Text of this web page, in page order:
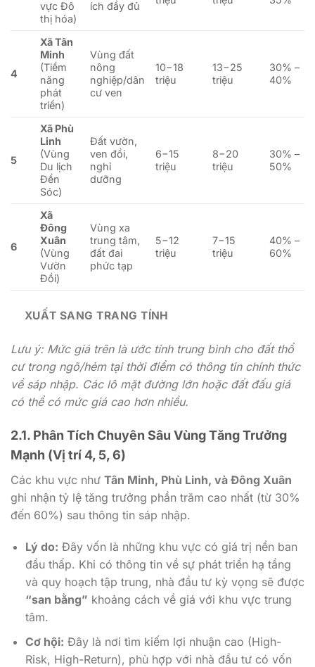
vực Đô
thị hóa)
ích đầy đủ
4
Xã Tân
Minh
(Tiềm
năng
phát
triển)
Vùng đất
nông
nghiệp/dân
cư ven
10−18
triệu
13−25
triệu
30% –
40%
5
Xã Phù
Linh
(Vùng
Du lịch
Đền
Sóc)
Đất vườn,
ven đồi,
nghỉ
dưỡng
6−15
triệu
8−20
triệu
30% –
50%
6
Xã
Đông
Xuân
(Vùng
Vườn
Đồi)
Vùng xa
trung tâm,
đất đai
phức tạp
5−12
triệu
7−15
triệu
40% –
60%
XUẤT SANG TRANG TÍNH
Lưu ý: Mức giá trên là ước tính trung bình cho đất thổ
cư trong ngõ/hẻm tại thời điểm có thông tin chính thức
về sáp nhập. Các lô mặt đường lớn hoặc đất đấu giá
có thể có mức giá cao hơn nhiều.
2.1. Phân Tích Chuyên Sâu Vùng Tăng Trưởng
Mạnh (Vị trí 4, 5, 6)
Các khu vực như Tân Minh, Phù Linh, và Đông Xuân
ghi nhận tỷ lệ tăng trưởng phần trăm cao nhất (từ 30%
đến 60%) sau thông tin sáp nhập.
Lý do: Đây vốn là những khu vực có giá trị nền ban
đầu thấp. Khi có thông tin về sự phát triển hạ tầng
và quy hoạch tập trung, nhà đầu tư kỳ vọng sẽ được
“san bằng” khoảng cách về giá với khu vực trung
tâm.
Cơ hội: Đây là nơi tìm kiếm lợi nhuận cao (High-
Risk, High-Return), phù hợp với nhà đầu tư có vốn